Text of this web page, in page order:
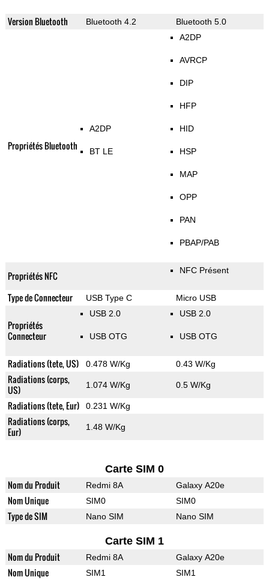
Version Bluetooth Bluetooth 4.2 Bluetooth 5.0
Propriétés Bluetooth
A2DP
BT LE
A2DP
AVRCP
DIP
HFP
HID
HSP
MAP
OPP
PAN
PBAP/PAB
Propriétés NFC NFC Présent
Type de Connecteur USB Type C Micro USB
Propriétés
Connecteur
USB 2.0
USB OTG
USB 2.0
USB OTG
Radiations (tete, US) 0.478 W/Kg 0.43 W/Kg
Radiations (corps,
US)
1.074 W/Kg 0.5 W/Kg
Radiations (tete, Eur) 0.231 W/Kg
Radiations (corps,
Eur)
1.48 W/Kg
Carte SIM 0
Nom du Produit Redmi 8A Galaxy A20e
Nom Unique SIM0 SIM0
Type de SIM Nano SIM Nano SIM
Carte SIM 1
Nom du Produit Redmi 8A Galaxy A20e
Nom Unique SIM1 SIM1